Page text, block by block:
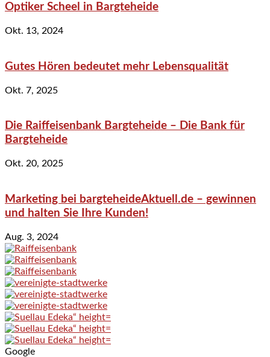
Optiker Scheel in Bargteheide
Okt. 13, 2024
Gutes Hören bedeutet mehr Lebensqualität
Okt. 7, 2025
Die Raiffeisenbank Bargteheide – Die Bank für
Bargteheide
Okt. 20, 2025
Marketing bei bargteheideAktuell.de – gewinnen
und halten Sie Ihre Kunden!
Aug. 3, 2024
Google